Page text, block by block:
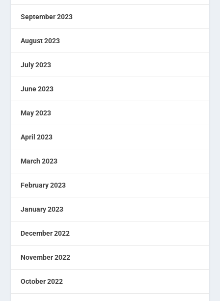
September 2023
August 2023
July 2023
June 2023
May 2023
April 2023
March 2023
February 2023
January 2023
December 2022
November 2022
October 2022